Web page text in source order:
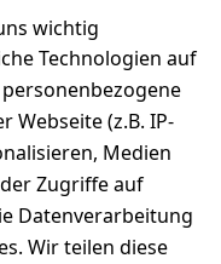
0
wichtig
Technologien auf
Webseite (z.B. IP-
Medien
Zugriffe auf
Datenverarbeitung
Wir teilen diese